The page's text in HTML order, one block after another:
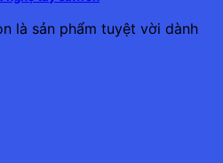
là sản phẩm tuyệt vời dành